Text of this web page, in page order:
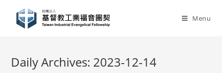
content
Menu
Daily Archives: 2023-12-14